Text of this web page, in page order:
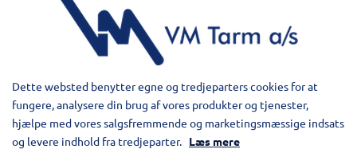
Dette websted benytter egne og tredjeparters cookies for at
fungere, analysere din brug af vores produkter og tjenester,
hjælpe med vores salgsfremmende og marketingsmæssige indsats
og levere indhold fra tredjeparter. Læs mere